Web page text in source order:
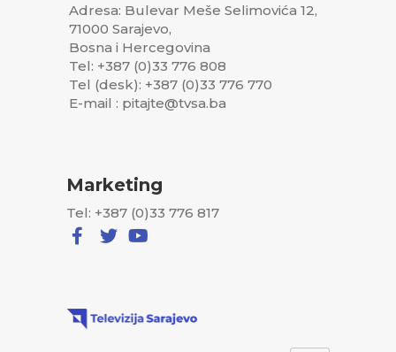
Adresa: Bulevar Meše Selimovića 12,
71000 Sarajevo,
Bosna i Hercegovina
Tel: +387 (0)33 776 808
Tel (desk): +387 (0)33 776 770
E-mail : pitajte@tvsa.ba
Marketing
Tel: +387 (0)33 776 817